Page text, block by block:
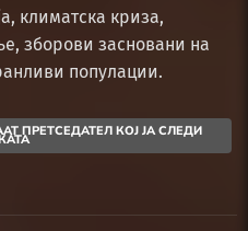
климатска криза,
зборови засновани на
популации.
ПРЕТСЕДАТЕЛ КОЈ ЈА СЛЕДИ